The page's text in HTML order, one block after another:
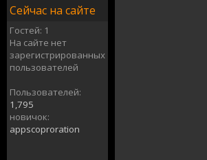
Сейчас на сайте
Гостей: 1
На сайте нет
зарегистрированных
пользователей
Пользователей:
1,795
новичок:
appscoproration